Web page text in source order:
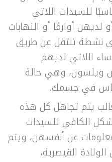
للسيدات اللاتي
لديهن أوارمًا أو التهابات
نشطة تنتقل عن طريق
اللاتي لديهم
ويلسون، وهي حالة
في جسمك.
يتم تجاهل كل هذه
الكافي للسيدات
عن أنفسهن، ويتم
القيصرية،